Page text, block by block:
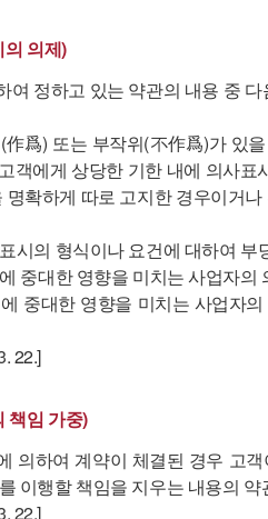
의제)
여 정하고 있는 약관의 내용 중
作爲) 또는 부작위(不作爲)가 있
객에게 상당한 기한 내에 의사
명확하게 따로 고지한 경우이거
시의 형식이나 요건에 대하여 부
중대한 영향을 미치는 사업자
중대한 영향을 미치는 사업자
22.]
책임 가중)
의하여 계약이 체결된 경우 고
이행할 책임을 지우는 내용의
22.]